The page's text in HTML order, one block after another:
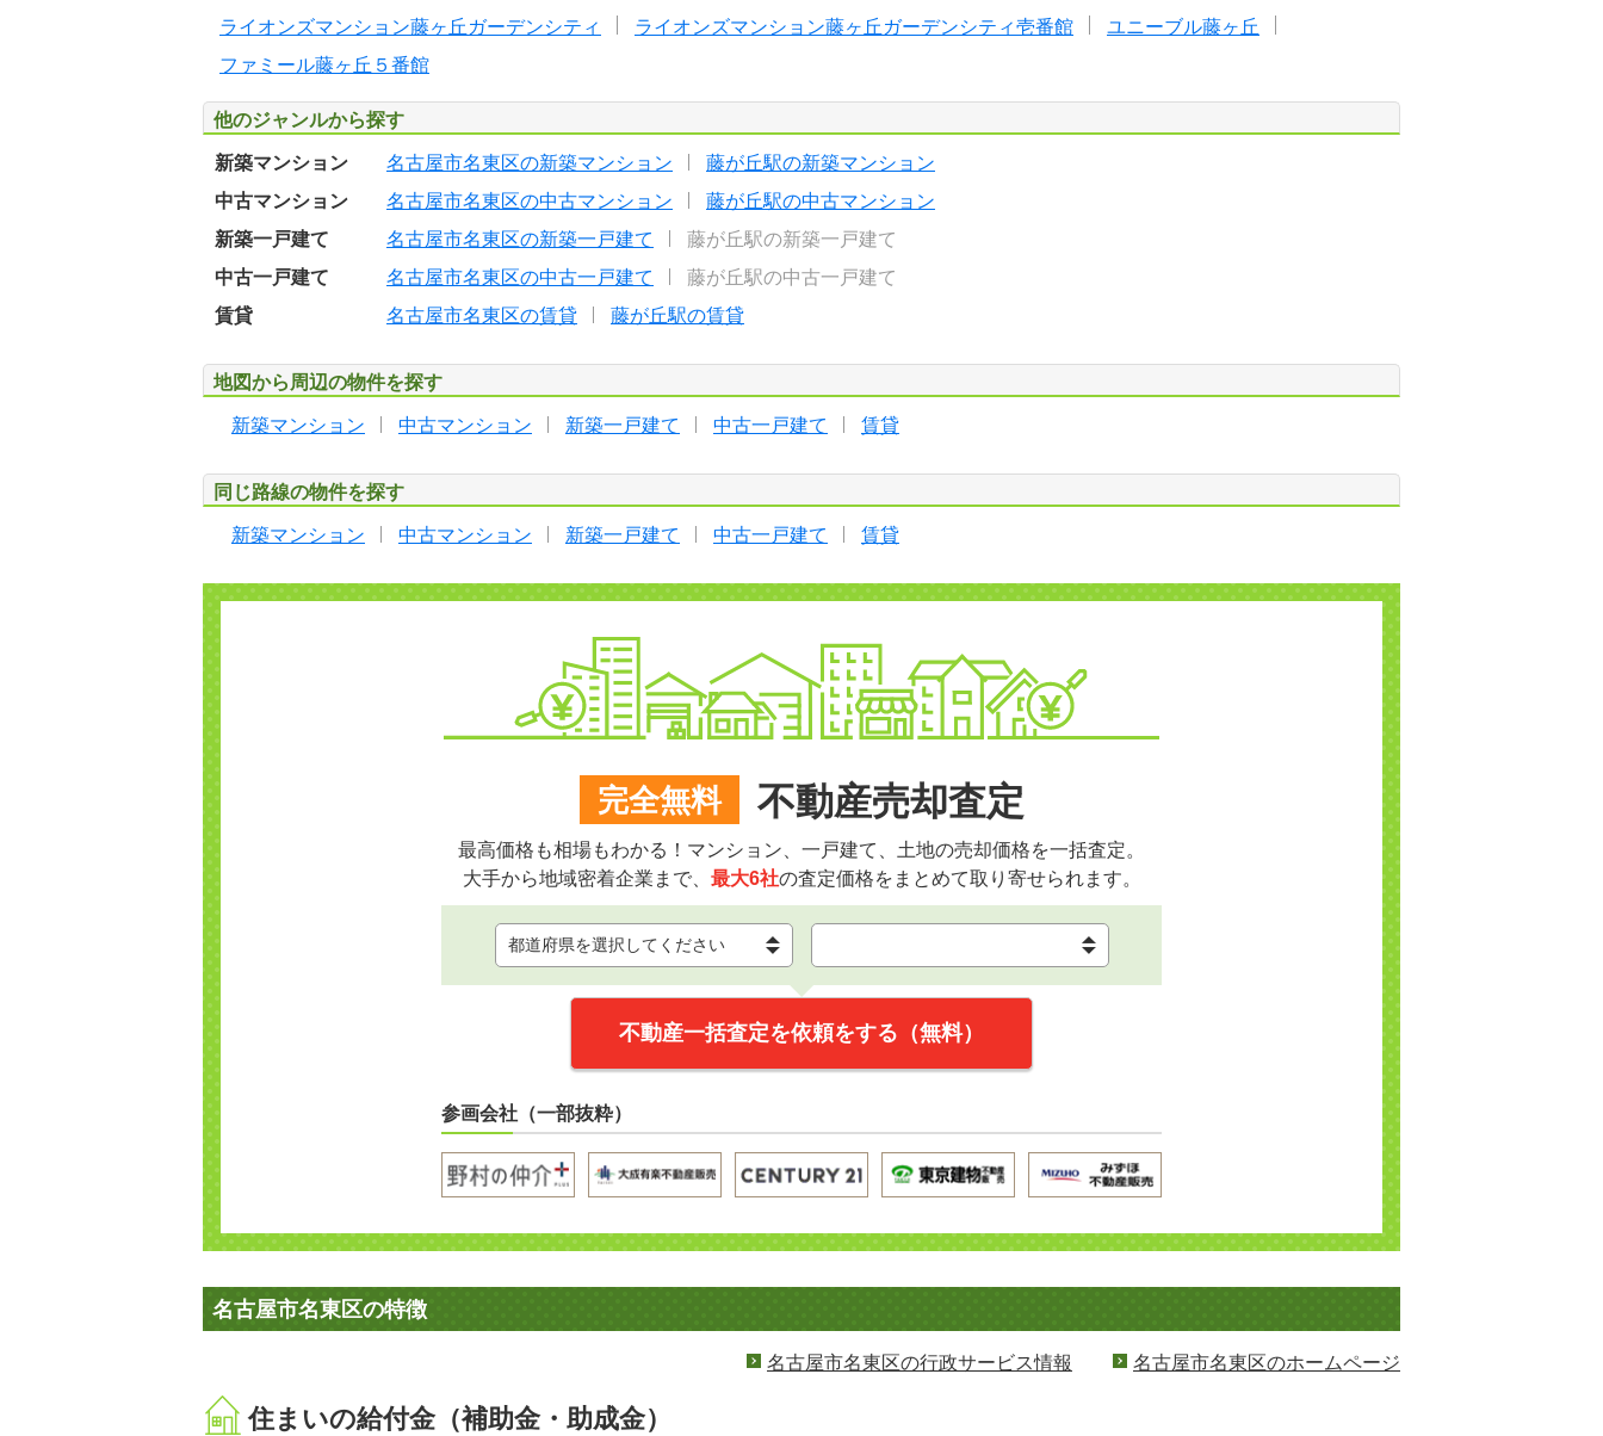
ライオンズマンション藤ヶ丘ガーデンシティ
ライオンズマンション藤ヶ丘ガーデンシティ壱番館
ユニーブル藤ヶ丘
ファミール藤ヶ丘５番館
他のジャンルから探す
新築マンション 名古屋市名東区の新築マンション
藤が丘駅の新築マンション
中古マンション
名古屋市名東区の中古マンション
藤が丘駅の中古マンション
新築一戸建て
名古屋市名東区の新築一戸建て
藤が丘駅の新築一戸建て
中古一戸建て
名古屋市名東区の中古一戸建て
藤が丘駅の中古一戸建て
賃貸
名古屋市名東区の賃貸 藤が丘駅の賃貸
地図から周辺の物件を探す
新築マンション 中古マンション 新築一戸建て 中古一戸建て 賃貸
同じ路線の物件を探す
新築マンション 中古マンション 新築一戸建て 中古一戸建て 賃貸
完全無料 不動産売却査定
最高価格も相場もわかる！マンション、一戸建て、土地の売却価格を一括査定。
大手から地域密着企業まで、 最大6社の査定価格をまとめて取り寄せられます。
不動産一括査定を依頼をする（無料）
参画会社（一部抜粋）
名古屋市名東区の特徴
名古屋市名東区の行政サービス情報 名古屋市名東区のホームページ
住まいの給付金（補助金・助成金）